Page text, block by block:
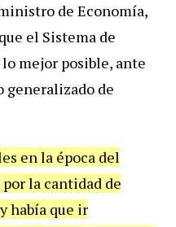
de Economía,
el Sistema de
mejor posible, ante
generalizado de
en la época del
por la cantidad de
había que ir